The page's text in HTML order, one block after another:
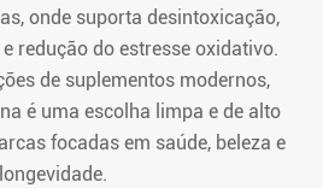
onde suporta desintoxicação,
redução do estresse oxidativo.
de suplementos modernos,
é uma escolha limpa e de alto
focadas em saúde, beleza e
longevidade.